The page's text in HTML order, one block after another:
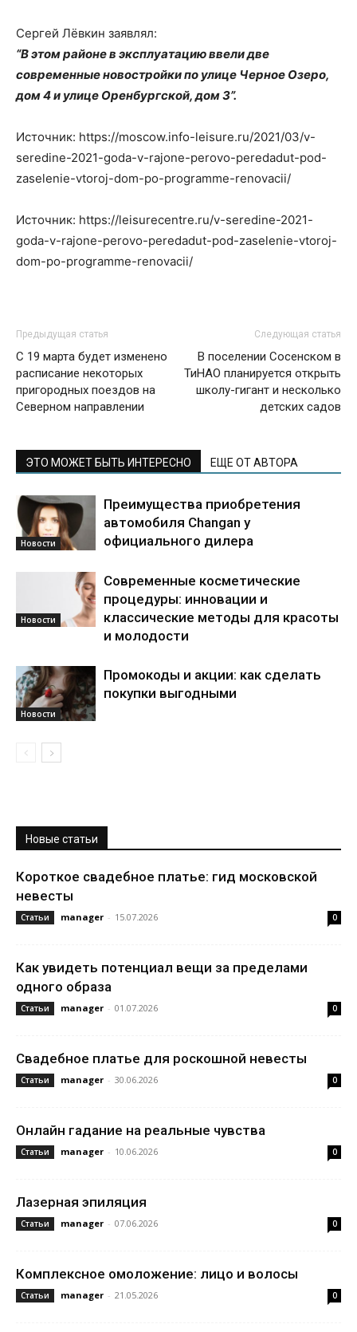
Сергей Лёвкин заявлял:
“В этом районе в эксплуатацию ввели две
современные новостройки по улице Черное Озеро,
дом 4 и улице Оренбургской, дом 3”.
Источник: https://moscow.info-leisure.ru/2021/03/v-
seredine-2021-goda-v-rajone-perovo-peredadut-pod-
zaselenie-vtoroj-dom-po-programme-renovacii/
Источник: https://leisurecentre.ru/v-seredine-2021-
goda-v-rajone-perovo-peredadut-pod-zaselenie-vtoroj-
dom-po-programme-renovacii/
Предыдущая статья
С 19 марта будет изменено
расписание некоторых
пригородных поездов на
Северном направлении
Следующая статья
В поселении Сосенском в
ТиНАО планируется открыть
школу-гигант и несколько
детских садов
ЭТО МОЖЕТ БЫТЬ ИНТЕРЕСНО ЕЩЕ ОТ АВТОРА
Новости
Преимущества приобретения
автомобиля Changan у
официального дилера
Новости
Современные косметические
процедуры: инновации и
классические методы для красоты
и молодости
Новости
Промокоды и акции: как сделать
покупки выгодными
Новые статьи
Короткое свадебное платье: гид московской
невесты
Статьи manager - 15.07.2026 0
Как увидеть потенциал вещи за пределами
одного образа
Статьи manager - 01.07.2026 0
Свадебное платье для роскошной невесты
Статьи manager - 30.06.2026 0
Онлайн гадание на реальные чувства
Статьи manager - 10.06.2026 0
Лазерная эпиляция
Статьи manager - 07.06.2026 0
Комплексное омоложение: лицо и волосы
Статьи manager - 21.05.2026 0